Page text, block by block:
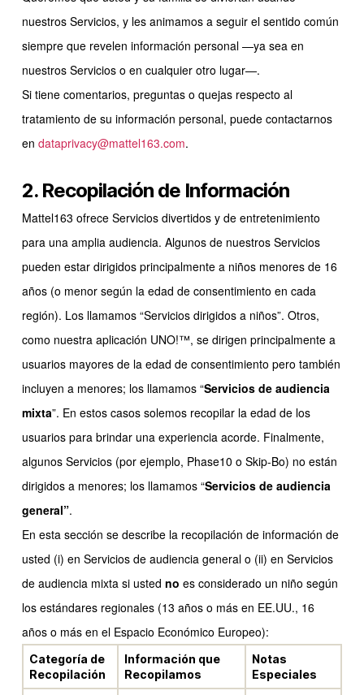
nuestros Servicios, y les animamos a seguir el sentido común
siempre que revelen información personal —ya sea en
nuestros Servicios o en cualquier otro lugar—.
Si tiene comentarios, preguntas o quejas respecto al
tratamiento de su información personal, puede contactarnos
en dataprivacy@mattel163.com.
2. Recopilación de Información
Mattel163 ofrece Servicios divertidos y de entretenimiento
para una amplia audiencia. Algunos de nuestros Servicios
pueden estar dirigidos principalmente a niños menores de 16
años (o menor según la edad de consentimiento en cada
región). Los llamamos “Servicios dirigidos a niños”. Otros,
como nuestra aplicación UNO!™, se dirigen principalmente a
usuarios mayores de la edad de consentimiento pero también
incluyen a menores; los llamamos “Servicios de audiencia
mixta”. En estos casos solemos recopilar la edad de los
usuarios para brindar una experiencia acorde. Finalmente,
algunos Servicios (por ejemplo, Phase10 o Skip-Bo) no están
dirigidos a menores; los llamamos “Servicios de audiencia
general”.
En esta sección se describe la recopilación de información de
usted (i) en Servicios de audiencia general o (ii) en Servicios
de audiencia mixta si usted no es considerado un niño según
los estándares regionales (13 años o más en EE.UU., 16
años o más en el Espacio Económico Europeo):
Categoría de
Recopilación
Información que
Recopilamos
Notas
Especiales